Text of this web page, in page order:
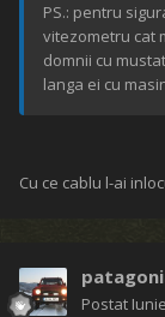
PS.: pentru
vitezometru cat
domnii cu
langa ei cu
Cu ce cablu l-ai
Postat